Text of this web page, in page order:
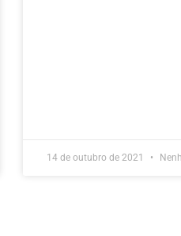
14 de outubro de 2021